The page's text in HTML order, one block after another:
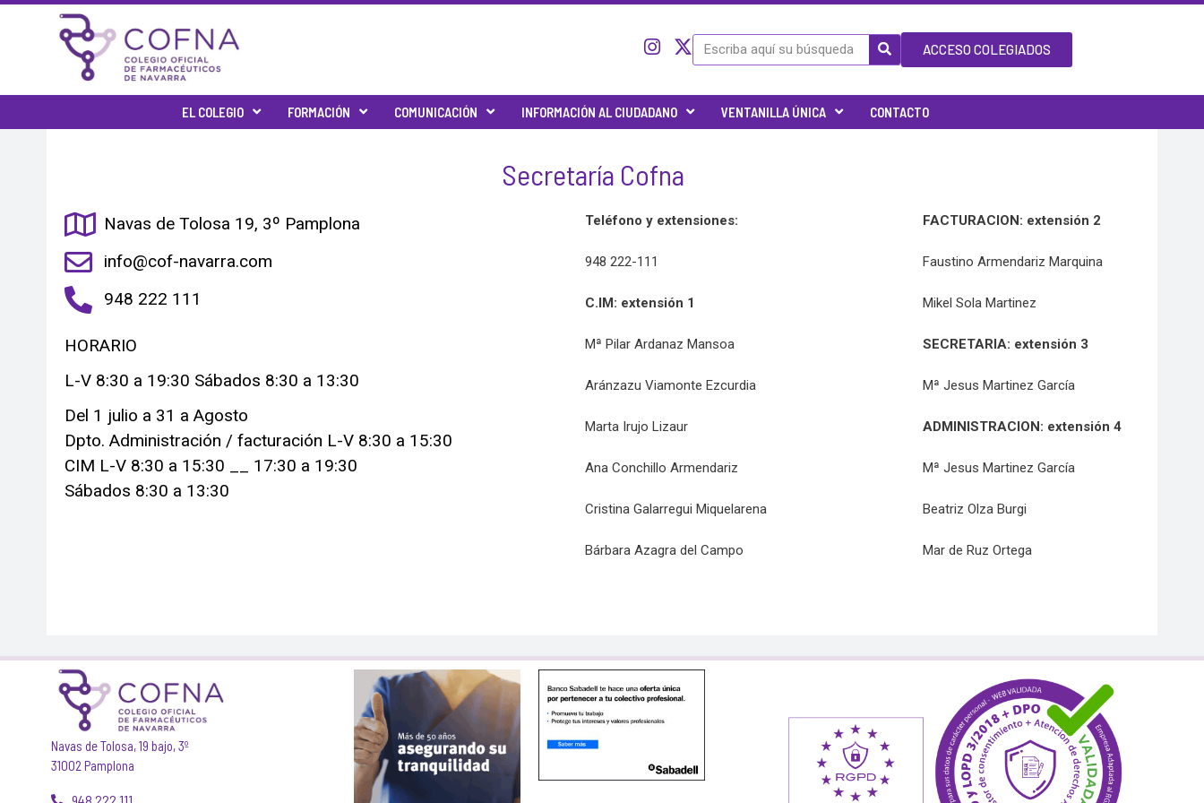
Ir
n
-
i
t
r
-
I
t
a
a
X
w
e
Buscar ACCESO COLEGIADOS
EL COLEGIO FORMACIÓN COMUNICACIÓN INFORMACIÓN AL CIUDADANO VENTANILLA ÚNICA CONTACTO
Secretaría Cofna
Navas de Tolosa 19, 3º Pamplona
info@cof-navarra.com
948 222 111
HORARIO
L-V 8:30 a 19:30 Sábados 8:30 a 13:30
Del 1 julio a 31 a Agosto
Dpto. Administración / facturación L-V 8:30 a 15:30
CIM L-V 8:30 a 15:30 __ 17:30 a 19:30
Sábados 8:30 a 13:30
Teléfono y extensiones:
948 222-111
C.IM: extensión 1
Mª Pilar Ardanaz Mansoa
Aránzazu Viamonte Ezcurdia
Marta Irujo Lizaur
Ana Conchillo Armendariz
Cristina Galarregui Miquelarena
Bárbara Azagra del Campo
FACTURACION: extensión 2
Faustino Armendariz Marquina
Mikel Sola Martinez
SECRETARIA: extensión 3
Mª Jesus Martinez García
ADMINISTRACION: extensión 4
Mª Jesus Martinez García
Beatriz Olza Burgi
Mar de Ruz Ortega
Navas de Tolosa, 19 bajo, 3º
31002 Pamplona
948 222 111